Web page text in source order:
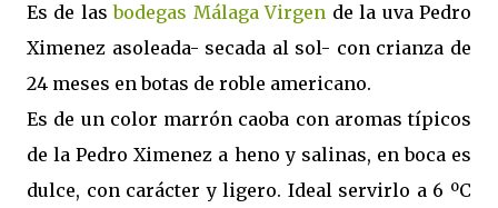
Es de las bodegas Málaga Virgen de la uva Pedro
Ximenez asoleada- secada al sol- con crianza de
24 meses en botas de roble americano.
Es de un color marrón caoba con aromas típicos
de la Pedro Ximenez a heno y salinas, en boca es
dulce, con carácter y ligero. Ideal servirlo a 6 ºC